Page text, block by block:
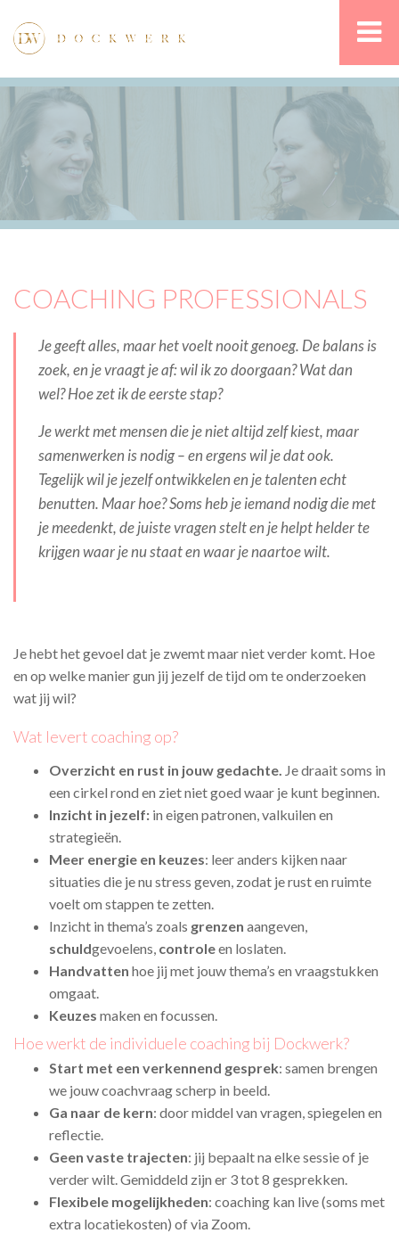
COACHING PROFESSIONALS
Je geeft alles, maar het voelt nooit genoeg. De balans is
zoek, en je vraagt je af: wil ik zo doorgaan? Wat dan
wel? Hoe zet ik de eerste stap?
Je werkt met mensen die je niet altijd zelf kiest, maar
samenwerken is nodig – en ergens wil je dat ook.
Tegelijk wil je jezelf ontwikkelen en je talenten echt
benutten. Maar hoe? Soms heb je iemand nodig die met
je meedenkt, de juiste vragen stelt en je helpt helder te
krijgen waar je nu staat en waar je naartoe wilt.
Je hebt het gevoel dat je zwemt maar niet verder komt. Hoe
en op welke manier gun jij jezelf de tijd om te onderzoeken
wat jij wil?
Wat levert coaching op?
Overzicht en rust in jouw gedachte. Je draait soms in
een cirkel rond en ziet niet goed waar je kunt beginnen.
Inzicht in jezelf: in eigen patronen, valkuilen en
strategieën.
Meer energie en keuzes: leer anders kijken naar
situaties die je nu stress geven, zodat je rust en ruimte
voelt om stappen te zetten.
Inzicht in thema’s zoals grenzen aangeven,
schuldgevoelens, controleen loslaten.
Handvatten hoe jij met jouw thema’s en vraagstukken
omgaat.
Keuzes maken en focussen.
Hoe werkt de individuele coaching bij Dockwerk?
Start met een verkennend gesprek: samen brengen
we jouw coachvraag scherp in beeld.
Ga naar de kern: door middel van vragen, spiegelen en
reflectie.
Geen vaste trajecten: jij bepaalt na elke sessie of je
verder wilt. Gemiddeld zijn er 3 tot 8 gesprekken.
Flexibele mogelijkheden: coaching kan live (soms met
extra locatiekosten) of via Zoom.